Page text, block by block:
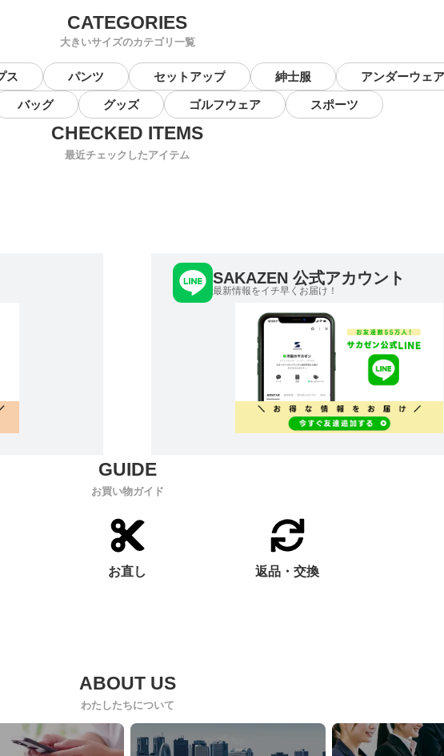
大きいサイズのカテゴリ一覧
ス パンツ セットアップ 紳士服 アンダーウェア
バッグ グッズ ゴルフウェア スポーツ
最近チェックしたアイテム
SAKAZEN 公式アカウント
最新情報をイチ早くお届け！
お買い物ガイド
お直し 返品・交換
わたしたちについて